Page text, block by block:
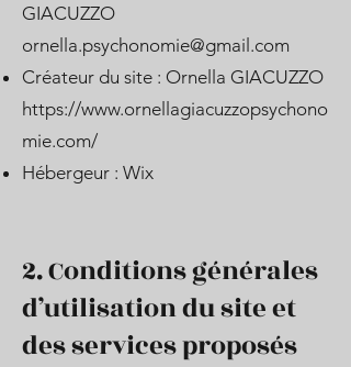
GIACUZZO
ornella.psychonomie@gmail.com
Créateur du site : Ornella GIACUZZO
https://www.ornellagiacuzzopsychono
mie.com/
Hébergeur : Wix
2. Conditions générales
d’utilisation du site et
des services proposés